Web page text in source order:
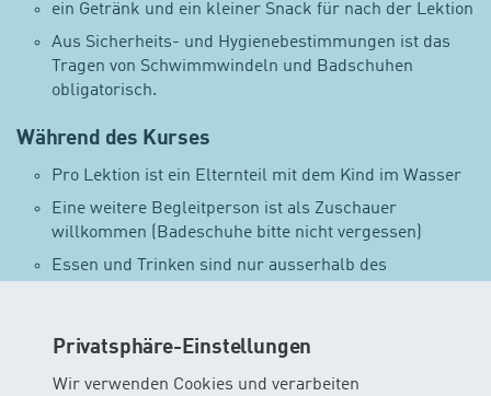
Privatsphäre-Einstellungen
Wir verwenden Cookies und verarbeiten
ein Getränk und ein kleiner Snack für nach der Lektion
Aus Sicherheits- und Hygienebestimmungen ist das
Tragen von Schwimmwindeln und Badschuhen
obligatorisch.
Während des Kurses
Pro Lektion ist ein Elternteil mit dem Kind im Wasser
Eine weitere Begleitperson ist als Zuschauer
willkommen (Badeschuhe bitte nicht vergessen)
Essen und Trinken sind nur ausserhalb des
es sich, es 1–2 Stunden vor Kursbeginn zu stillen
oder zu füttern